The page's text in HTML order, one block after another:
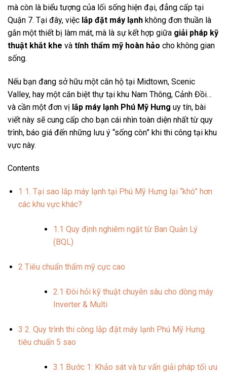
mà còn là biểu tượng của lối sống hiện đại, đẳng cấp tại
Quận 7. Tại đây, việc lắp đặt máy lạnh không đơn thuần là
gắn một thiết bị làm mát, mà là sự kết hợp giữa giải pháp kỹ
thuật khắt khe và tính thẩm mỹ hoàn hảo cho không gian
sống.
Nếu bạn đang sở hữu một căn hộ tại Midtown, Scenic
Valley, hay một căn biệt thự tại khu Nam Thông, Cảnh Đồi…
và cần một đơn vị lắp máy lạnh Phú Mỹ Hưng uy tín, bài
viết này sẽ cung cấp cho bạn cái nhìn toàn diện nhất từ quy
trình, báo giá đến những lưu ý “sống còn” khi thi công tại khu
vực này.
Contents
1 1. Tại sao lắp máy lạnh tại Phú Mỹ Hưng lại “khó” hơn
các khu vực khác?
1.1 Quy định nghiêm ngặt từ Ban Quản Lý
(BQL)
2 Tiêu chuẩn thẩm mỹ cực cao
2.1 Đòi hỏi kỹ thuật chuyên sâu cho dòng máy
Inverter & Multi
3 2. Quy trình thi công lắp đặt máy lạnh Phú Mỹ Hưng
tiêu chuẩn 5 sao
3.1 Bước 1: Khảo sát và tư vấn giải pháp tối ưu